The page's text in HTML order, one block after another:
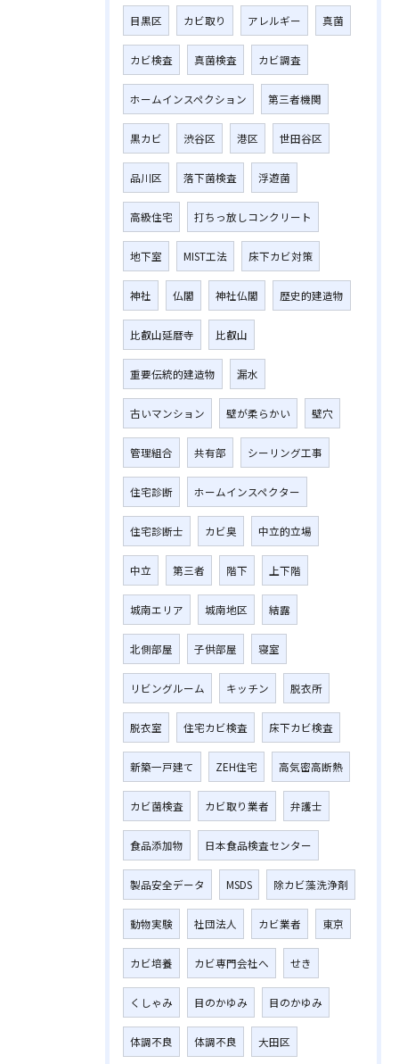
目黒区 カビ取り アレルギー 真菌
カビ検査 真菌検査 カビ調査
ホームインスペクション 第三者機関
黒カビ 渋谷区 港区 世田谷区
品川区 落下菌検査 浮遊菌
高級住宅 打ちっ放しコンクリート
地下室 MIST工法 床下カビ対策
神社 仏閣 神社仏閣 歴史的建造物
比叡山延暦寺 比叡山
重要伝統的建造物 漏水
古いマンション 壁が柔らかい 壁穴
管理組合 共有部 シーリング工事
住宅診断 ホームインスペクター
住宅診断士 カビ臭 中立的立場
中立 第三者 階下 上下階
城南エリア 城南地区 結露
北側部屋 子供部屋 寝室
リビングルーム キッチン 脱衣所
脱衣室 住宅カビ検査 床下カビ検査
新築一戸建て ZEH住宅 高気密高断熱
カビ菌検査 カビ取り業者 弁護士
食品添加物 日本食品検査センター
製品安全データ MSDS 除カビ藻洗浄剤
動物実験 社団法人 カビ業者 東京
カビ培養 カビ専門会社へ せき
くしゃみ 目のかゆみ 目のかゆみ
体調不良 体調不良 大田区